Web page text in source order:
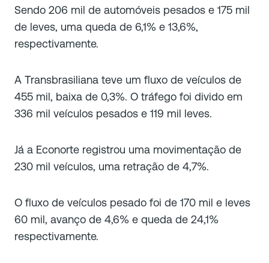
Sendo 206 mil de automóveis pesados e 175 mil
de leves, uma queda de 6,1% e 13,6%,
respectivamente.
A Transbrasiliana teve um fluxo de veículos de
455 mil, baixa de 0,3%. O tráfego foi divido em
336 mil veículos pesados e 119 mil leves.
Já a Econorte registrou uma movimentação de
230 mil veículos, uma retração de 4,7%.
O fluxo de veículos pesado foi de 170 mil e leves
60 mil, avanço de 4,6% e queda de 24,1%
respectivamente.